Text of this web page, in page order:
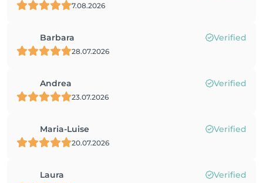
7.08.2026
Barbara Verified
28.07.2026
Andrea Verified
23.07.2026
Maria-Luise Verified
20.07.2026
Laura Verified